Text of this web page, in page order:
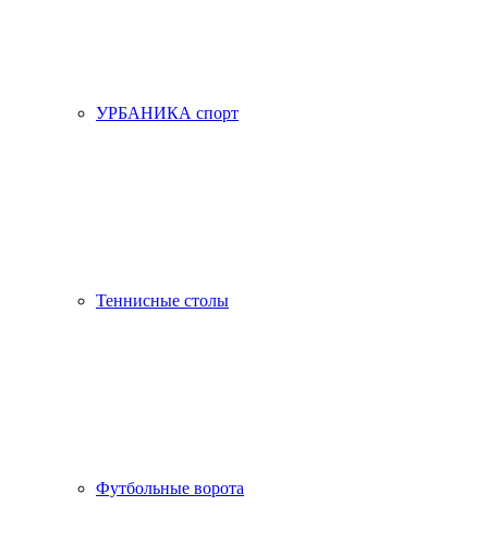
УРБАНИКА спорт
Теннисные столы
Футбольные ворота